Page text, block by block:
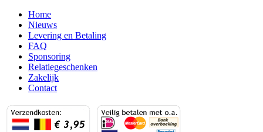
Home
Nieuws
Levering en Betaling
FAQ
Sponsoring
Relatiegeschenken
Zakelijk
Contact